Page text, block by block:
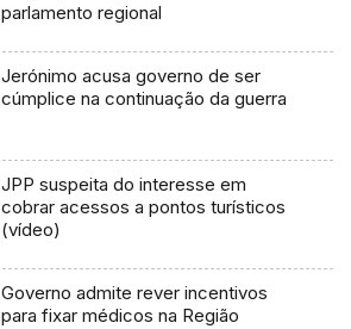
parlamento regional
Jerónimo acusa governo de ser
cúmplice na continuação da guerra
JPP suspeita do interesse em
cobrar acessos a pontos turísticos
(vídeo)
Governo admite rever incentivos
para fixar médicos na Região